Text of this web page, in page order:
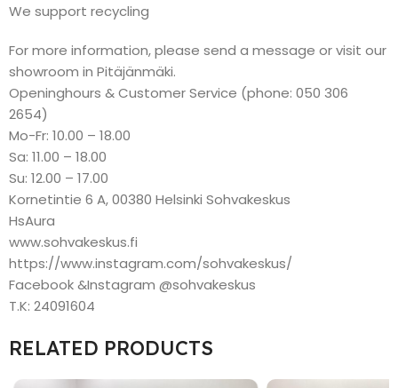
We support recycling
For more information, please send a message or visit our
showroom in Pitäjänmäki.
Openinghours & Customer Service (phone: 050 306
2654)
Mo-Fr: 10.00 – 18.00
Sa: 11.00 – 18.00
Su: 12.00 – 17.00
Kornetintie 6 A, 00380 Helsinki Sohvakeskus
HsAura
www.sohvakeskus.fi
https://www.instagram.com/sohvakeskus/
Facebook &Instagram @sohvakeskus
T.K: 24091604
RELATED PRODUCTS